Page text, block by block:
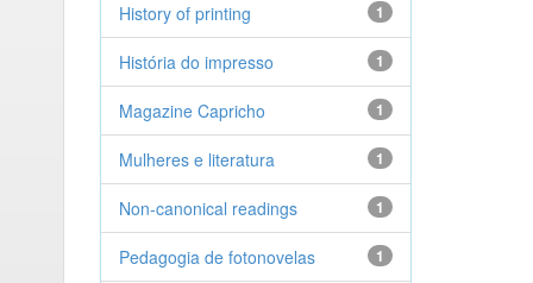
1
History of printing
1
História do impresso
1
Magazine Capricho
1
Mulheres e literatura
1
Non-canonical readings
1
Pedagogia de fotonovelas